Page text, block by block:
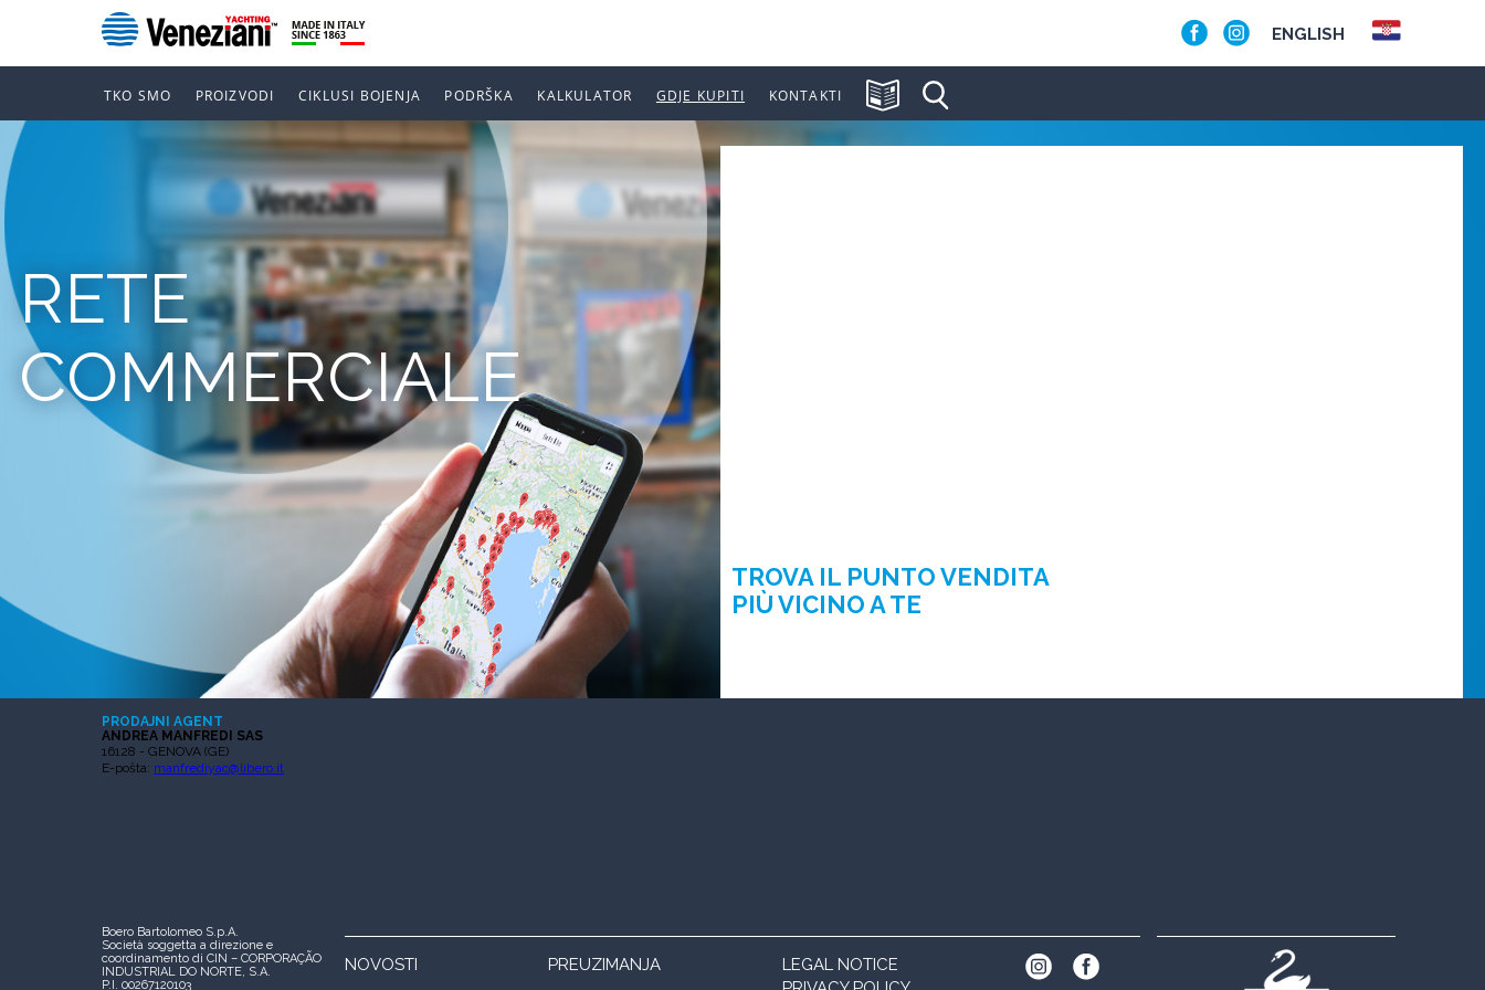
ENGLISH
TKO SMO PROIZVODI CIKLUSI BOJENJA PODRŠKA KALKULATOR GDJE KUPITI KONTAKTI
RETE
COMMERCIALE
TROVA IL PUNTO VENDITA
PIÙ VICINO A TE
PRODAJNI AGENT
ANDREA MANFREDI SAS
16128 - GENOVA (GE)
E-pošta: manfrediyac@libero.it
Boero Bartolomeo S.p.A.
Società soggetta a direzione e
coordinamento di CIN – CORPORAÇÃO
INDUSTRIAL DO NORTE, S.A.
P.I. 00267120103
NOVOSTI PREUZIMANJA
LEGAL NOTICE